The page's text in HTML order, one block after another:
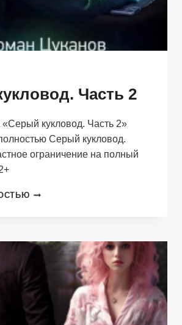
Часть 2
«Серый кукловод. Часть 2»
Серый кукловод.
ограничение на полный
СЕРЫЙ